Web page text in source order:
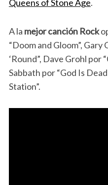
Queens of Stone Age.
A la mejor canción Rock
“Doom and Gloom”, Gary
‘Round”, Dave Grohl por
Sabbath por “God Is
Station”.